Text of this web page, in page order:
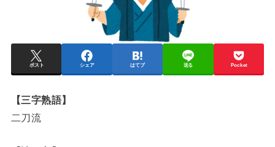
ポスト シェア はてブ 送る Pocket
【三字熟語】
二刀流